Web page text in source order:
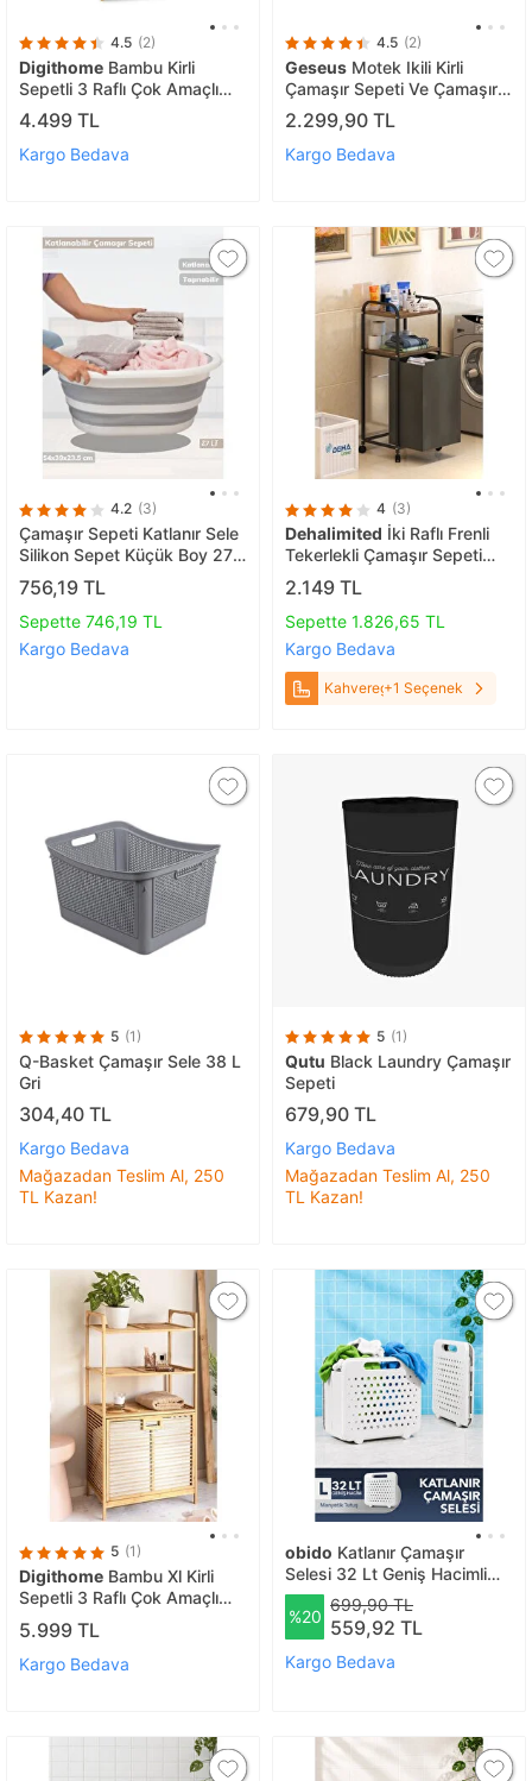
4.5 (2)
Digithome Bambu Kirli
Sepetli 3 Raflı Çok Amaçlı
Banyo Düzenleyici Çamaşır
Sepeti Organizer Db-0002
4.499 TL
Kargo Bedava
4.5 (2)
Geseus Motek Ikili Kirli
Çamaşır Sepeti Ve Çamaşır
Selesi Ikili Set Çeyiz Seti
Pembe Pudra
2.299,90 TL
Kargo Bedava
4.2 (3)
Çamaşır Sepeti Katlanır Sele
Silikon Sepet Küçük Boy 27
Lt.
756,19 TL
Sepette 746,19 TL
Kargo Bedava
4 (3)
Dehalimited İki Raflı Frenli
Tekerlekli Çamaşır Sepeti
Banyo Dolabı Kirli Sepetli
Banyo Düzenleyici Kahveregi
2.149 TL
Sepette 1.826,65 TL
Kargo Bedava
Kahveregi+1 Seçenek
5 (1)
Q-Basket Çamaşır Sele 38 L
Gri
304,40 TL
Kargo Bedava
Mağazadan Teslim Al, 250
TL Kazan!
5 (1)
Qutu Black Laundry Çamaşır
Sepeti
679,90 TL
Kargo Bedava
Mağazadan Teslim Al, 250
TL Kazan!
5 (1)
Digithome Bambu Xl Kirli
Sepetli 3 Raflı Çok Amaçlı
Banyo Düzenleyici Çamaşır
Sepeti Organizer Db-0011
5.999 TL
Kargo Bedava
obido Katlanır Çamaşır
Selesi 32 Lt Geniş Hacimli
Portatif Çamaşır Sepeti
%20
699,90 TL
559,92 TL
Kargo Bedava